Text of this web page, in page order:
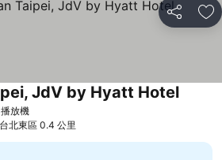
分享 放
放機
JdV by Hyatt Hotel
北東區 0.4 公里